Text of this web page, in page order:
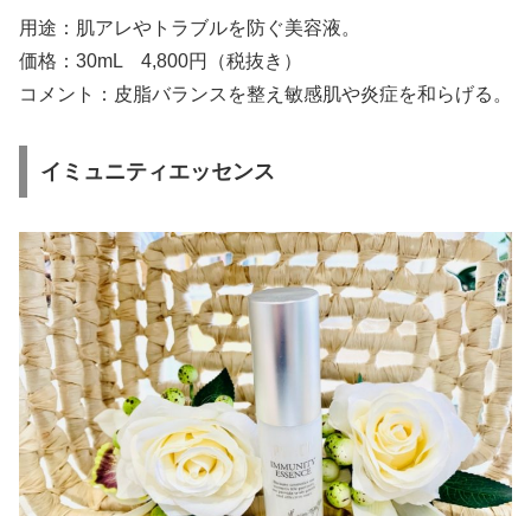
用途：肌アレやトラブルを防ぐ美容液。
価格：30mL 4,800円（税抜き）
コメント：皮脂バランスを整え敏感肌や炎症を和らげる。
イミュニティエッセンス